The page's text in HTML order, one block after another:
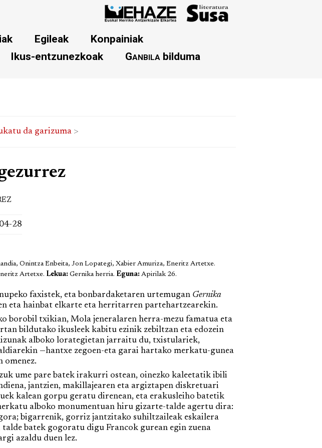
Egileak
Konpainiak
Ikus-entzunezkoak Ganbila bilduma
da garizuma >
28
Onintza Enbeita, Jon Lopategi, Xabier Amuriza, Eneritz Artetxe.
Artetxe. Lekua: Gernika herria. Eguna: Apirilak 26.
faxistek, eta bonbardaketaren urtemugan Gernika
eta hainbat elkarte eta herritarren partehartzearekin.
txikian, Mola jeneralaren herra-mezu famatua eta
bildutako ikusleek kabitu ezinik zebiltzan eta edozein
alboko lorategietan jarraitu du, txistulariek,
—hantxe zegoen-eta garai hartako merkatu-gunea
omenez.
ume pare batek irakurri ostean, oinezko kaleetatik ibili
jantzien, makillajearen eta argiztapen diskretuari
kalean gorpu geratu direnean, eta erakusleiho batetik
alboko monumentuan hiru gizarte-talde agertu dira:
bigarrenik, gorriz jantzitako suhiltzaileak eskailera
batek gogoratu digu Francok gurean egin zuena
azaldu duen lez.